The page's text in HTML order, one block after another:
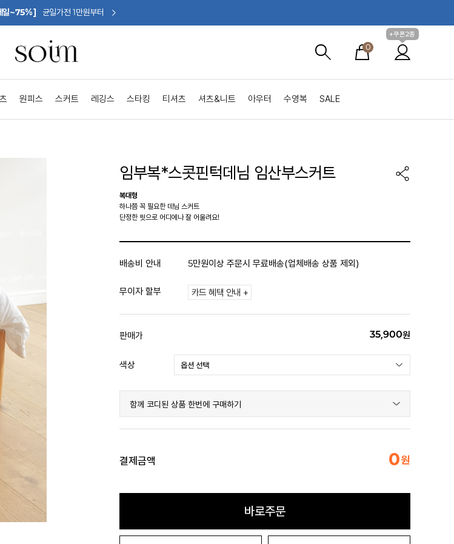
일~75%] 균일가전 1만원부터
0
+쿠폰2종
원피스 스커트 레깅스 스타킹 티셔츠 셔츠&니트 아우터 수영복 SALE
임부복*스콧핀턱데님 임산부스커트
복대형
하나쯤 꼭 필요한 데님 스커트
단정한 핏으로 어디에나 잘 어울려요!
배송비 안내 5만원이상 주문시 무료배송(업체배송 상품 제외)
무이자 할부 카드 혜택 안내 +
판매가 35,900원
색상
함께 코디된 상품 한번에 구매하기
결제금액 0원
바로주문